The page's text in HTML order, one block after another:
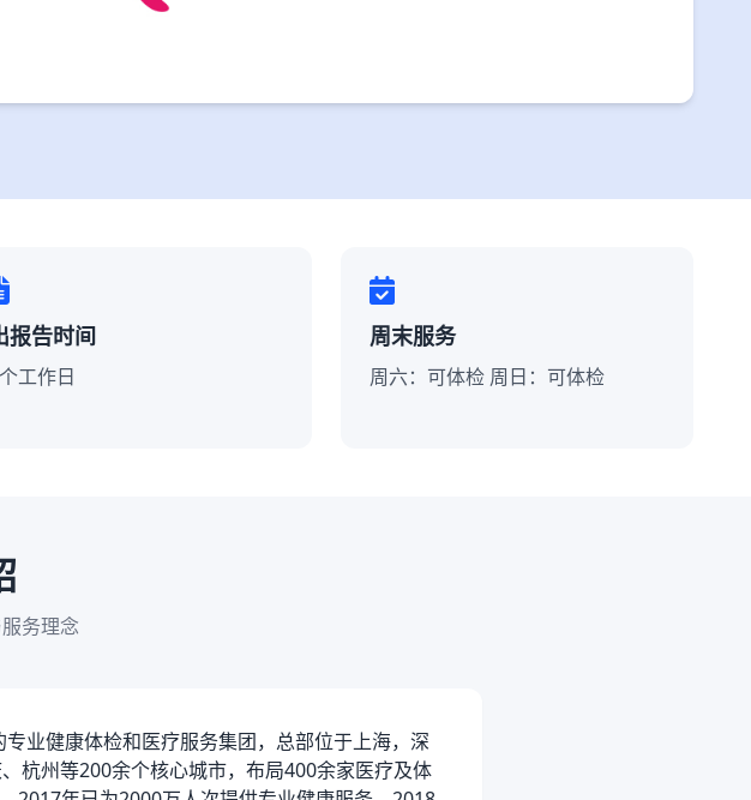
报告时间
工作日
周末服务
周六：可体检 周日：可体检
务理念
业健康体检和医疗服务集团，总部位于上海，深
杭州等200余个核心城市，布局400余家医疗及体